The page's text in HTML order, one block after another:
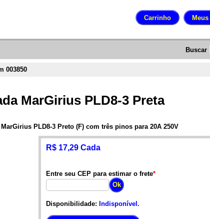
Buscar
003850
MarGirius PLD8-3 Preta
PLD8-3 Preto (F) com três pinos para 20A 250V
R$ 17,29 Cada
Entre seu CEP para estimar o frete*
Disponibilidade: Indisponível.